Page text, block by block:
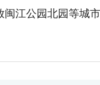
江公园北园等城市